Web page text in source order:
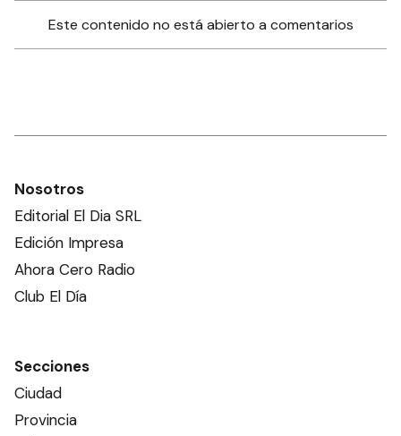
Este contenido no está abierto a comentarios
Nosotros
Editorial El Dia SRL
Edición Impresa
Ahora Cero Radio
Club El Día
Secciones
Ciudad
Provincia